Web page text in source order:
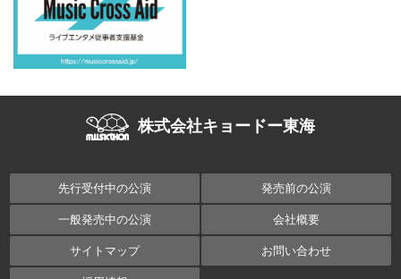
株式会社キョードー東海
先行受付中の公演 発売前の公演
一般発売中の公演 会社概要
サイトマップ お問い合わせ